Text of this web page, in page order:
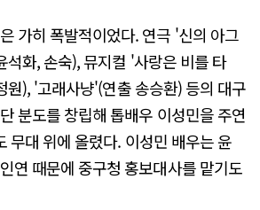
가히 폭발적이었다. 연극 '신의 아그
석화, 손숙), 뮤지컬 '사랑은 비를 타
원), '고래사냥'(연출 송승환) 등의 대구
분도를 창립해 톱배우 이성민을 주연
무대 위에 올렸다. 이성민 배우는 윤
연 때문에 중구청 홍보대사를 맡기도